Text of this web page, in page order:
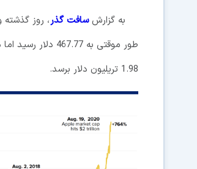
به گزارشسافت گذر
1.98 تریلیون دلار برسد.